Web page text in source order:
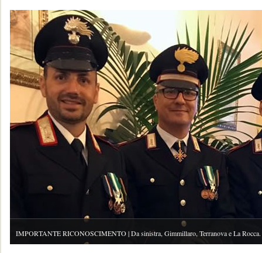
IMPORTANTE RICONOSCIMENTO | Da sinistra, Gimmillaro, Terranova e La Rocca.